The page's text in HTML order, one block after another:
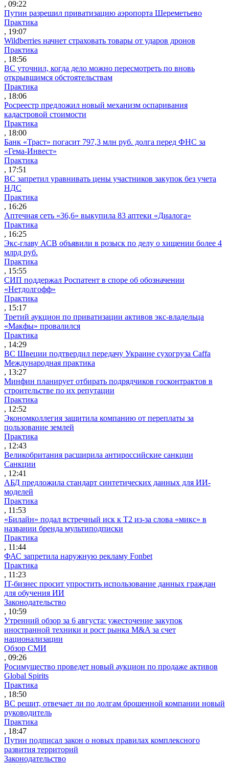
, 09:22
Путин разрешил приватизацию аэропорта Шереметьево
Практика
, 19:07
Wildberries начнет страховать товары от ударов дронов
Практика
, 18:56
ВС уточнил, когда дело можно пересмотреть по вновь
открывшимся обстоятельствам
Практика
, 18:06
Росреестр предложил новый механизм оспаривания
кадастровой стоимости
Практика
, 18:00
Банк «Траст» погасит 797,3 млн руб. долга перед ФНС за
«Гема-Инвест»
Практика
, 17:51
ВС запретил уравнивать цены участников закупок без учета
НДС
Практика
, 16:26
Аптечная сеть «36,6» выкупила 83 аптеки «Диалога»
Практика
, 16:25
Экс-главу АСВ объявили в розыск по делу о хищении более 4
млрд руб.
Практика
, 15:55
СИП поддержал Роспатент в споре об обозначении
«Нетдолгофф»
Практика
, 15:17
Третий аукцион по приватизации активов экс-владельца
«Макфы» провалился
Практика
, 14:29
ВС Швеции подтвердил передачу Украине сухогруза Caffa
Международная практика
, 13:27
Минфин планирует отбирать подрядчиков госконтрактов в
строительстве по их репутации
Практика
, 12:52
Экономколлегия защитила компанию от переплаты за
пользование землей
Практика
, 12:43
Великобритания расширила антироссийские санкции
Санкции
, 12:41
АБД предложила стандарт синтетических данных для ИИ-
моделей
Практика
, 11:53
«Билайн» подал встречный иск к Т2 из-за слова «микс» в
названии бренда мультиподписки
Практика
, 11:44
ФАС запретила наружную рекламу Fonbet
Практика
, 11:23
IT-бизнес просит упростить использование данных граждан
для обучения ИИ
Законодательство
, 10:59
Утренний обзор за 6 августа: ужесточение закупок
иностранной техники и рост рынка M&A за счет
национализации
Обзор СМИ
, 09:26
Росимущество проведет новый аукцион по продаже активов
Global Spirits
Практика
, 18:50
ВС решит, отвечает ли по долгам брошенной компании новый
руководитель
Практика
, 18:47
Путин подписал закон о новых правилах комплексного
развития территорий
Законодательство